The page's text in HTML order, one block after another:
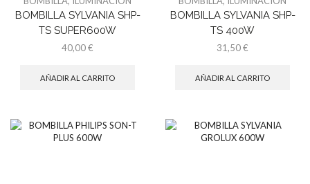
BOMBILLA SYLVANIA SHP-
TS SUPER600W
40,00€
AÑADIR AL CARRITO
BOMBILLA SYLVANIA SHP-
TS 400W
31,50€
AÑADIR AL CARRITO